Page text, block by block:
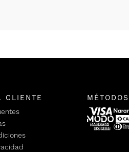
CLIENTE